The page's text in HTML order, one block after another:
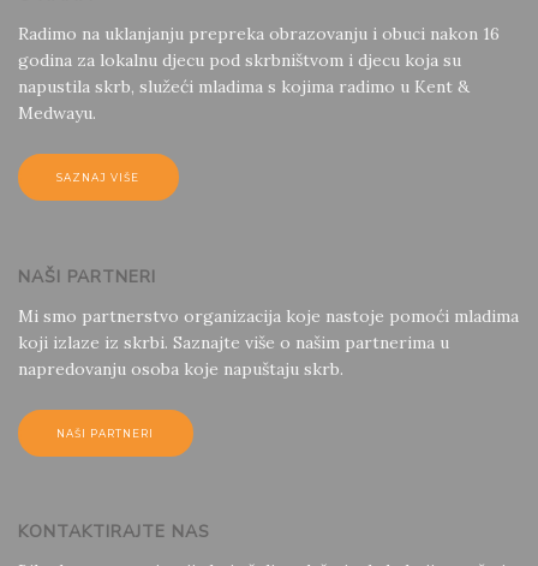
Radimo na uklanjanju prepreka obrazovanju i obuci nakon 16
godina za lokalnu djecu pod skrbništvom i djecu koja su
napustila skrb, služeći mladima s kojima radimo u Kent &
Medwayu.
SAZNAJ VIŠE
NAŠI PARTNERI
Mi smo partnerstvo organizacija koje nastoje pomoći mladima
koji izlaze iz skrbi. Saznajte više o našim partnerima u
napredovanju osoba koje napuštaju skrb.
NAŠI PARTNERI
KONTAKTIRAJTE NAS